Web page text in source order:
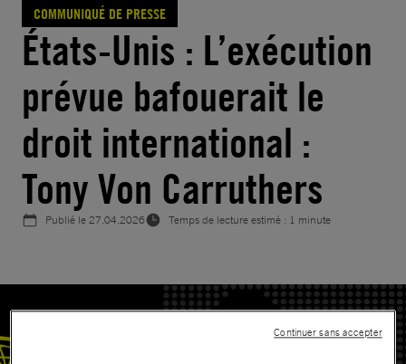
COMMUNIQUÉ DE PRESSE
États-Unis : L’exécution
prévue bafouerait le
droit international :
Tony Von Carruthers
Publié le27.04.2026 Temps de lecture estimé : 1 minute
Continuer sans accepter